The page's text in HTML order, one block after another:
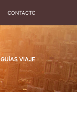
CONTACTO
GUÍAS VIAJE